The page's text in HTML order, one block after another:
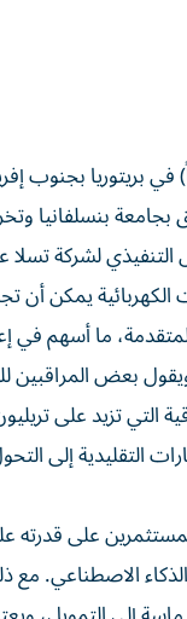
(54 عاماً) في بريتوريا
بنسلفانيا وتخرج
الكهربائية يمكن أن
ما أسهم
بعض المراقبين
‌التي تزيد على
التقليدية إلى
على قدرته
الاصطناعي. مع